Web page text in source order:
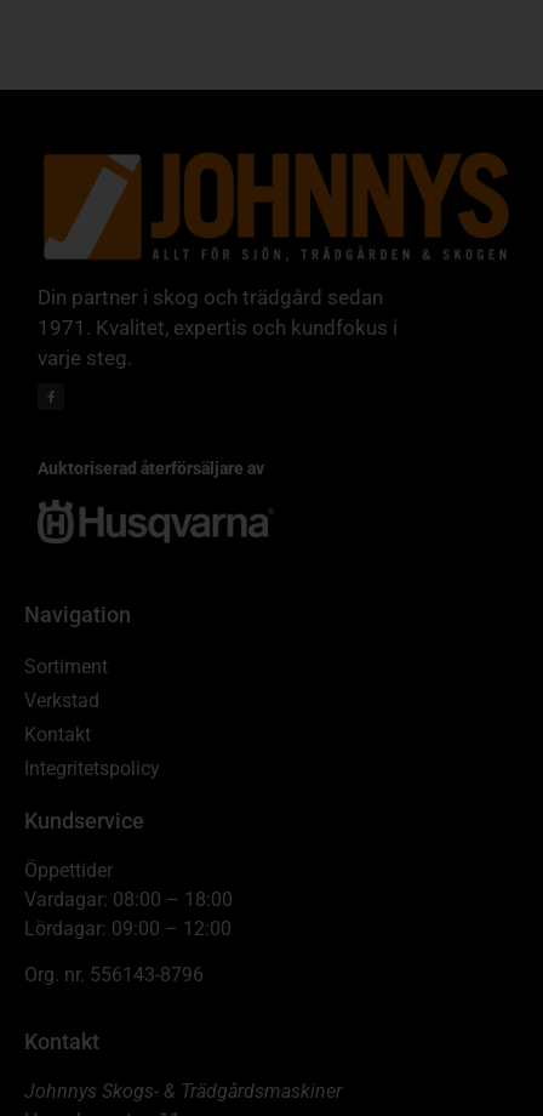
Din partner i skog och trädgård sedan
1971. Kvalitet, expertis och kundfokus i
varje steg.
Auktoriserad återförsäljare av
Navigation
Sortiment
Verkstad
Kontakt
Integritetspolicy
Kundservice
Öppettider
Vardagar: 08:00 – 18:00
Lördagar: 09:00 – 12:00
Org. nr. 556143-8796
Kontakt
Johnnys Skogs- & Trädgårdsmaskiner